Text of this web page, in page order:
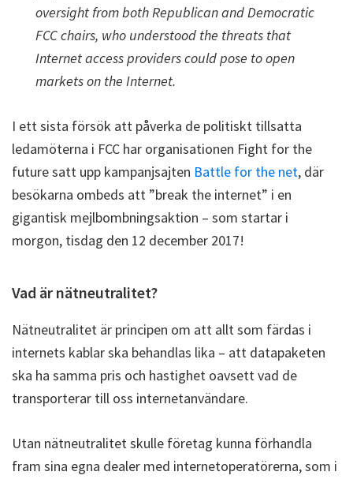
oversight from both Republican and Democratic
FCC chairs, who understood the threats that
Internet access providers could pose to open
markets on the Internet.
I ett sista försök att påverka de politiskt tillsatta
ledamöterna i FCC har organisationen Fight for the
future satt upp kampanjsajten Battle for the net, där
besökarna ombeds att ”break the internet” i en
gigantisk mejlbombningsaktion – som startar i
morgon, tisdag den 12 december 2017!
Vad är nätneutralitet?
Nätneutralitet är principen om att allt som färdas i
internets kablar ska behandlas lika – att datapaketen
ska ha samma pris och hastighet oavsett vad de
transporterar till oss internetanvändare.
Utan nätneutralitet skulle företag kunna förhandla
fram sina egna dealer med internetoperatörerna, som i